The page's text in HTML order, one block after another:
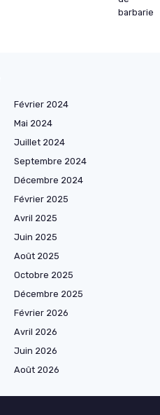
barbarie
Février 2024
Mai 2024
Juillet 2024
Septembre 2024
Décembre 2024
Février 2025
Avril 2025
Juin 2025
Août 2025
Octobre 2025
Décembre 2025
Février 2026
Avril 2026
Juin 2026
Août 2026